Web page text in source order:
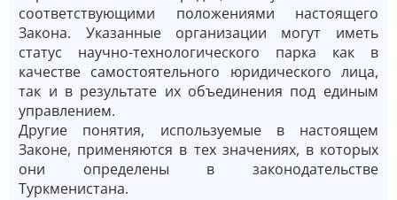
соответствующими положениями настоящего
Закона. Указанные организации могут иметь
статус научно-технологического парка как в
качестве самостоятельного юридического лица,
так и в результате их объединения под единым
управлением.
Другие понятия, используемые в настоящем
Законе, применяются в тех значениях, в которых
они определены в законодательстве
Туркменистана.